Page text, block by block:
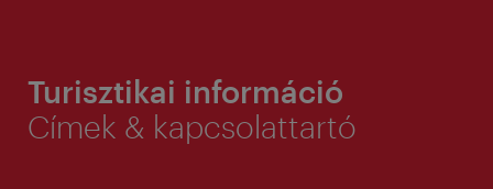
Turisztikai információ
Címek & kapcsolattartó